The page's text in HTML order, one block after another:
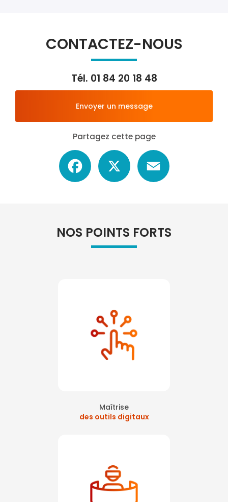
CONTACTEZ-NOUS
Tél. 01 84 20 18 48
Envoyer un message
Partagez cette page
Facebook
NOS POINTS FORTS
Maîtrise
des outils digitaux